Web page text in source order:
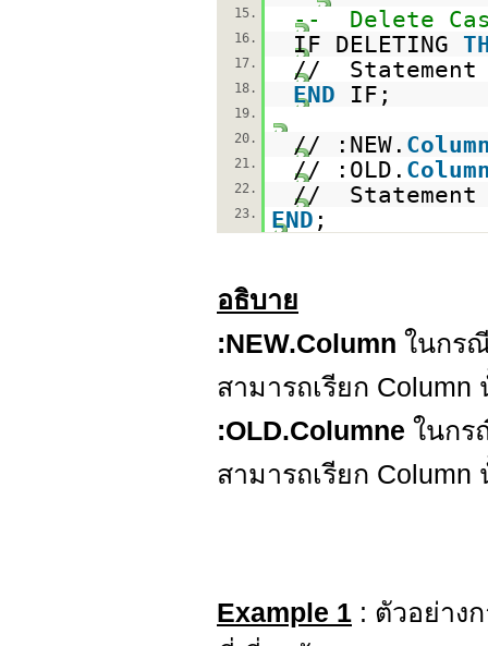
15.
-- Delete
16. IF DELETING
17. // Statement
18. END IF;
19.
20.
// :NEW.
21. // :OLD.
22. // Statement
23. END ;
อธิบาย
:NEW.Column ในกร
สามารถเรียก
:OLD.Columne ในก
สามารถเรียก
Example 1 : ตัวอย่าง